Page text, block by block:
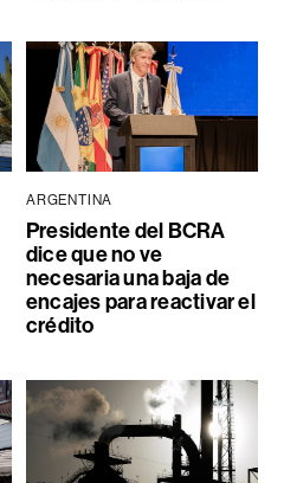
ARGENTINA
Presidente del BCRA
dice que no ve
necesaria una baja de
encajes para reactivar el
crédito